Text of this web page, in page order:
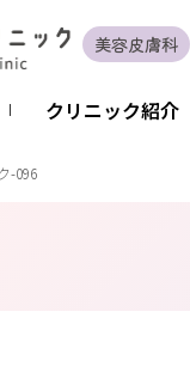
美容皮膚科
クリニック紹介
-096